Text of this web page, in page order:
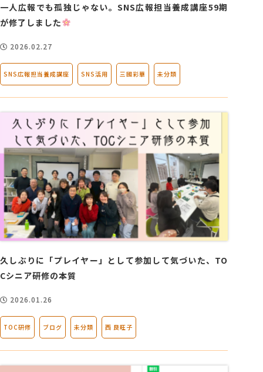
一人広報でも孤独じゃない。SNS広報担当養成講座59期
が修了しました
2026.02.27
SNS広報担当養成講座 SNS活用 三國彩華 未分類
久しぶりに「プレイヤー」として参加して気づいた、TO
Cシニア研修の本質
2026.01.26
TOC研修 ブログ 未分類 西 良旺子